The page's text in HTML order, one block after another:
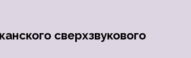
сверхзвукового